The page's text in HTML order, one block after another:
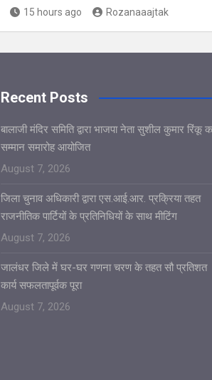
15 hours ago Rozanaaajtak
Recent Posts
बालाजी मंदिर समिति द्वारा भाजपा नेता सुशील कुमार रिंकू
सम्मान समारोह आयोजित
August 7, 2026
जिला चुनाव अधिकारी द्वारा एस.आई.आर. प्रक्रिया तहत
राजनीतिक पार्टियों के प्रतिनिधियों के साथ मीटिंग
August 7, 2026
जालंधर जिले में घर-घर गणना चरण के तहत सौ प्रतिशत
कार्य सफलतापूर्वक पूरा
August 7, 2026